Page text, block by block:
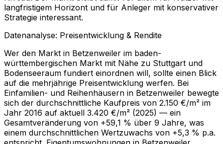
langfristigem Horizont und für Anleger mit konservativer
Strategie interessant.
Datenanalyse: Preisentwicklung & Rendite
Wer den Markt in Betzenweiler im baden-
württembergischen Markt mit Nähe zu Stuttgart und
Bodenseeraum fundiert einordnen will, sollte einen Blick
auf die mehrjährige Preisentwicklung werfen. Bei
Einfamilien- und Reihenhäusern in Betzenweiler bewegte
sich der durchschnittliche Kaufpreis von 2.150 €/m² im
Jahr 2016 auf aktuell 3.420 €/m² (2025) — ein
Gesamtveränderung von +59,1 % über 9 Jahre, was
einem durchschnittlichen Wertzuwachs von +5,3 % p.a.